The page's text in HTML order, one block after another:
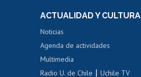
Portal de movilidad interna
Certificado de renta
Certificado de renta
ACTUALIDAD Y CULTURA
Noticias
Agenda de actividades
Multimedia
Radio U. de Chile |Uchile TV